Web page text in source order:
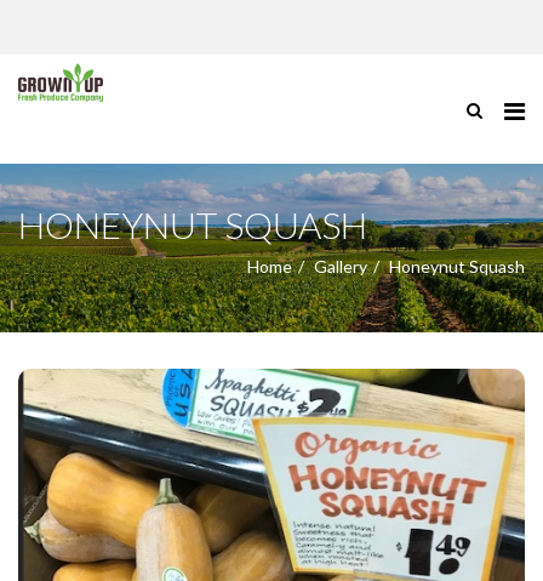
HONEYNUT SQUASH
Home Gallery Honeynut Squash